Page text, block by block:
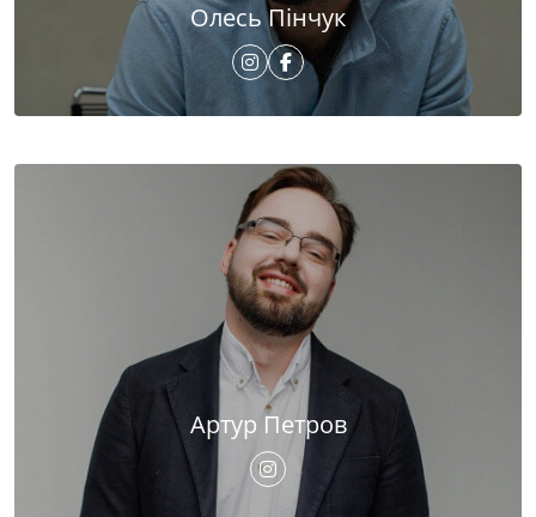
Олесь Пінчук
Артур Петров